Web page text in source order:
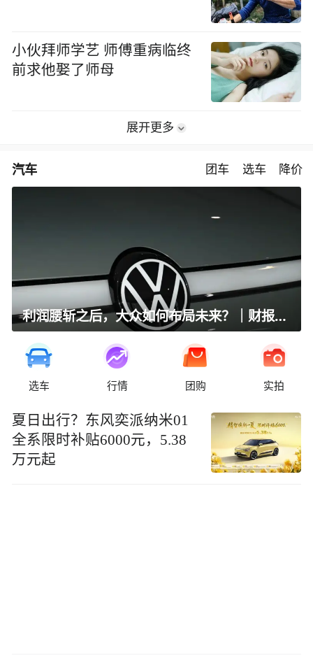
小伙拜师学艺 师傅重病临终
前求他娶了师母
展开更多
汽车 团车 选车 降价
利润腰斩之后，大众如何布局未来？｜财报全视角
选车 行情 团购 实拍
夏日出行？东风奕派纳米01
全系限时补贴6000元，5.38
万元起​